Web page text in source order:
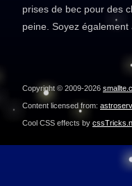
prises de bec pour des
peine. Soyez
Copyright © 2009-2026
Content licensed from:
Cool CSS effects by